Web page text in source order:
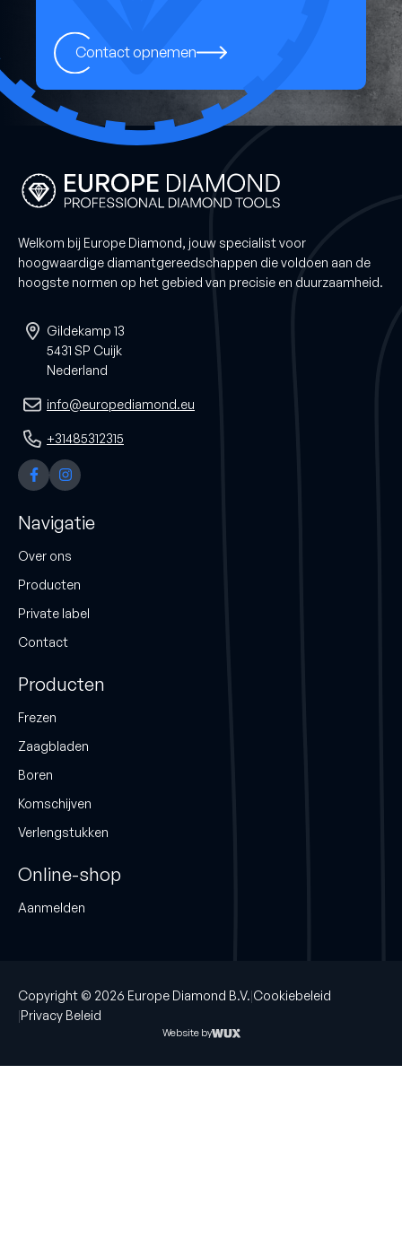
Contact opnemen
Welkom bij Europe Diamond, jouw specialist voor
hoogwaardige diamantgereedschappen die voldoen aan de
hoogste normen op het gebied van precisie en duurzaamheid.
Gildekamp 13
5431 SP Cuijk
Nederland
info@europediamond.eu
+31485312315
Navigatie
Over ons
Producten
Private label
Contact
Producten
Frezen
Zaagbladen
Boren
Komschijven
Verlengstukken
Online-shop
Aanmelden
Copyright © 2026 Europe Diamond B.V. Cookiebeleid
Privacy Beleid
Website by